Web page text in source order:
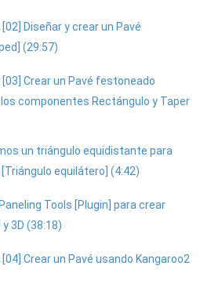
Diseñar y crear un Pavé
(29:57)
Crear un Pavé festoneado
componentes Rectángulo y Taper
un triángulo equidistante para
equilátero] (4:42)
Tools [Plugin] para crear
3D (38:18)
Crear un Pavé usando Kangaroo2